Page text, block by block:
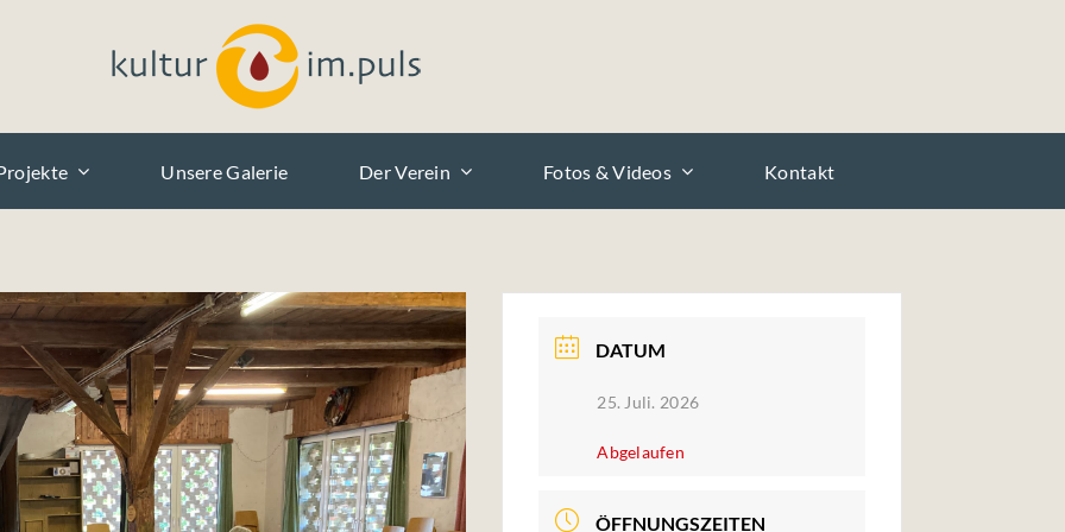
Unsere Galerie Der Verein Fotos & Videos Kontakt
DATUM
25. Juli. 2026
Abgelaufen
ÖFFNUNGSZEITEN